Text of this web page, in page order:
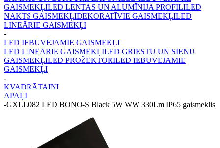
GAISMEKĻILED LENTAS UN ALUMĪNIJA PROFILILED
NAKTS GAISMEKĻIDEKORATĪVIE GAISMEKĻILED
LINEĀRIE GAISMEKĻI
-
LED IEBŪVĒJAMIE GAISMEKĻI
LED LINEĀRIE GAISMEKĻILED GRIESTU UN SIENU
GAISMEKĻILED PROŽEKTORILED IEBŪVĒJAMIE
GAISMEKĻI
-
KVADRĀTAINI
APAĻI
-GXLL082 LED BONO-S Black 5W WW 330Lm IP65 gaismeklis